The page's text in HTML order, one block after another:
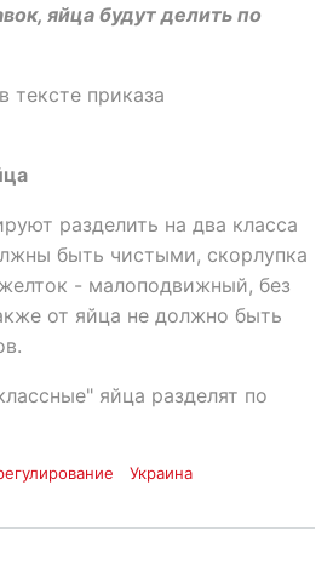
яйца будут делить по
тексте приказа
разделить на два класса
быть чистыми, скорлупка
- малоподвижный, без
от яйца не должно быть
яйца разделят по
Украина